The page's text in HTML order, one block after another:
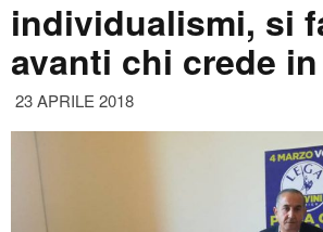
individualismi, si
avanti chi crede
23 APRILE 2018